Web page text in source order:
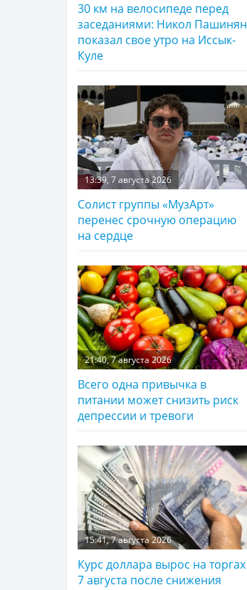
30 км на велосипеде перед
заседаниями: Никол Пашинян
показал свое утро на Иссык-
Куле
13:39, 7 августа 2026
Солист группы «МузАрт»
перенес срочную операцию
на сердце
21:40, 7 августа 2026
Всего одна привычка в
питании может снизить риск
депрессии и тревоги
15:41, 7 августа 2026
Курс доллара вырос на торгах
7 августа после снижения